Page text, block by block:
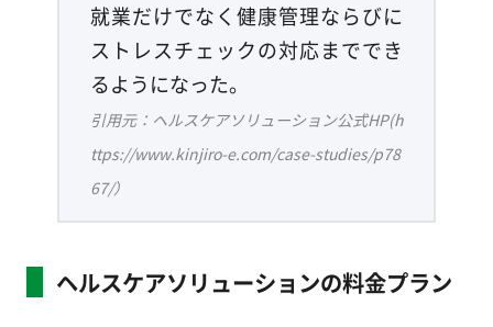
就業だけでなく健康管理ならびに
ストレスチェックの対応まででき
るようになった。
引用元：ヘルスケアソリューション公式HP(h
ttps://www.kinjiro-e.com/case-studies/p78
67/）
ヘルスケアソリューションの料金プラン